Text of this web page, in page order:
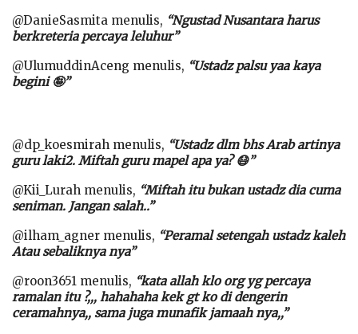
@DanieSasmita menulis, “Ngustad Nusantara harus
berkreteria percaya leluhur”
@UlumuddinAceng menulis, “Ustadz palsu yaa kaya
begini 🤪”
@dp_koesmirah menulis, “Ustadz dlm bhs Arab artinya
guru laki2. Miftah guru mapel apa ya? 😷”
@Kii_Lurah menulis, “Miftah itu bukan ustadz dia cuma
seniman. Jangan salah..”
@ilham_agner menulis, “Peramal setengah ustadz kaleh
Atau sebaliknya nya”
@roon3651 menulis, “kata allah klo org yg percaya
ramalan itu ?,,, hahahaha kek gt ko di dengerin
ceramahnya,, sama juga munafik jamaah nya,,”